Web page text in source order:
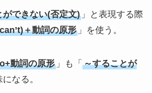
ができない(否定文)」と表現する際
＋動詞の原形」を使う。
動詞の原形」も「 ～することが
なる。